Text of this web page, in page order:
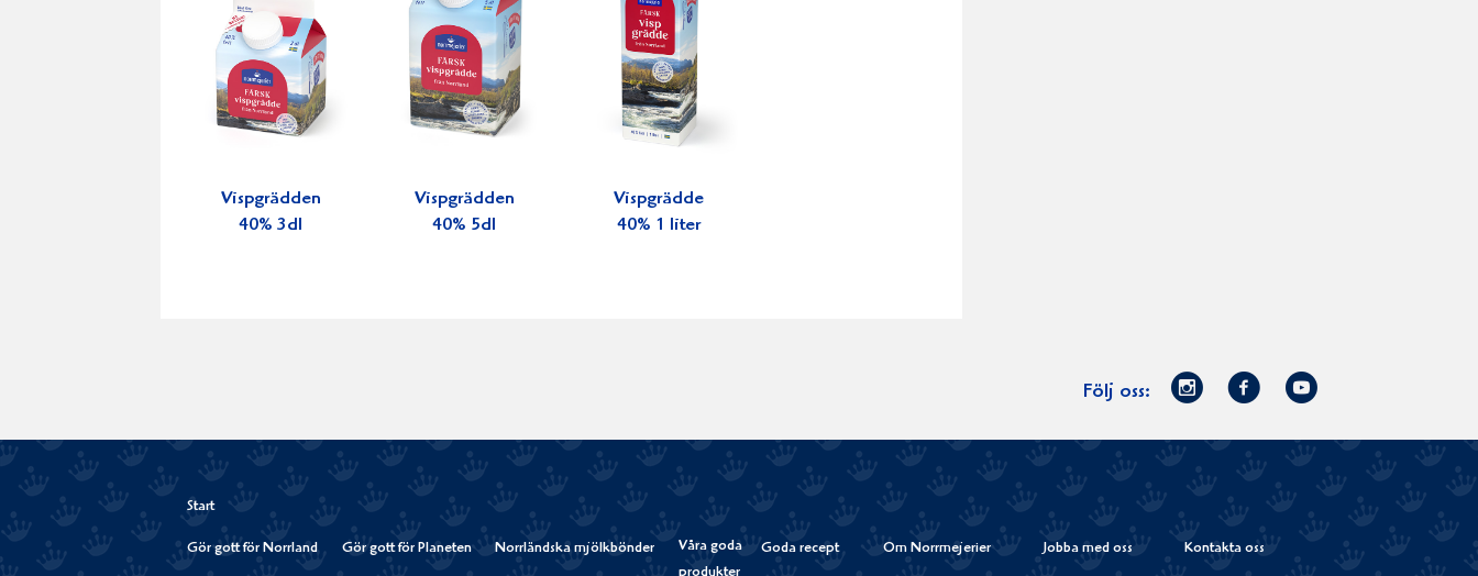
Vispgrädden
40% 3dl
Vispgrädden
40% 5dl
Vispgrädde
40% 1 liter
Följ oss:
Norrmejerier
Instagram
Facebook
Youtube
Start
Gör gott för Norrland Gör gott för Planeten Norrländska mjölkbönder
Våra goda
produkter
Goda recept Om Norrmejerier Jobba med oss Kontakta oss